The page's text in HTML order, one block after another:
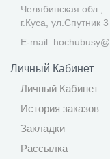
Личный Кабинет
Личный Кабинет
История заказов
Закладки
Рассылка
Челябинская обл.,
г.Куса, ул.Спутник 3
E-mail: